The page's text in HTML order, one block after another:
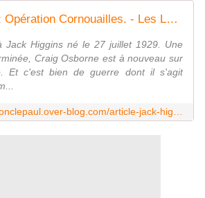
Jack HIGGINS : Opération Cornouailles. - Les Lectures de l'Oncle Paul
Jack Higgins né le 27 juillet 1929. Une
Craig Osborne est à nouveau sur
Et c'est bien de guerre dont il s'agit